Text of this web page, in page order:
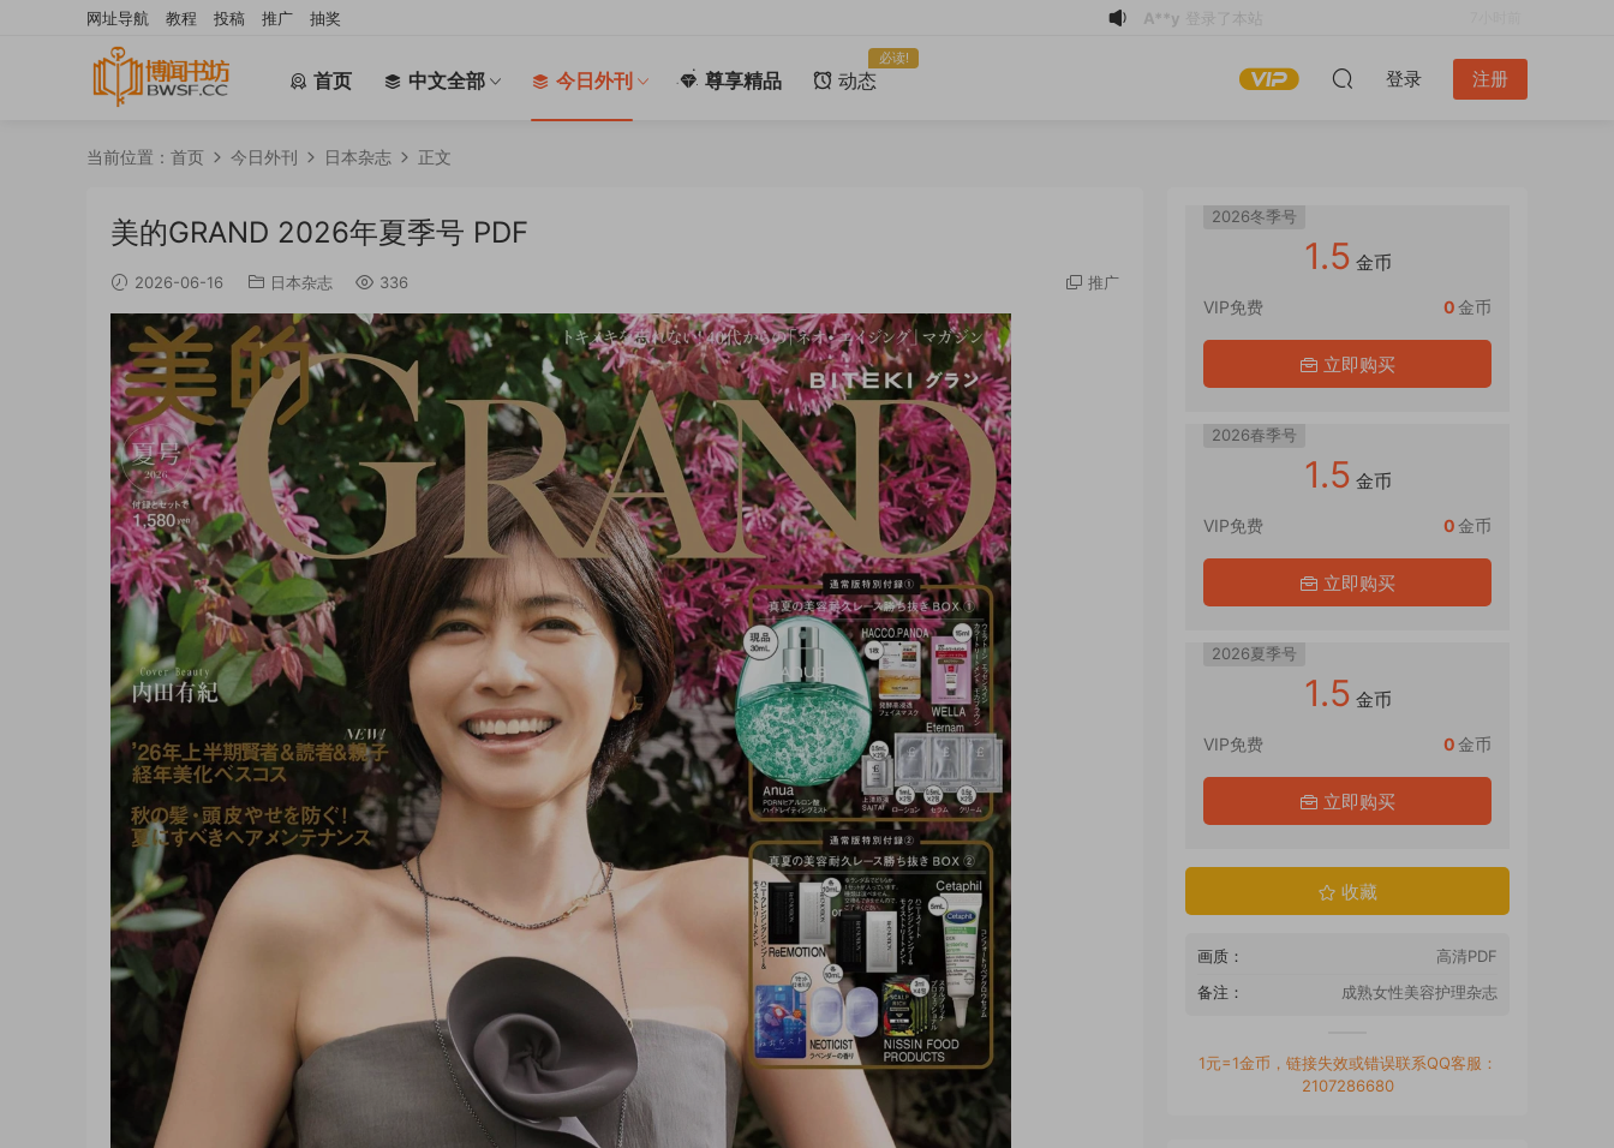
首页 中文全部 今日外刊 尊享精品 动态
必读!
登录 注册
网址导航 教程 投稿 推广 抽奖 y**z加入了本站
三联生活周刊 2026年第22
10小时前
2026/8/10 No.2021 PDF商業周刊
2026/8/10 No.2021 PDF
m*******下载了资源
No.1546 PDF
6小时前
登录了本站 7小时前
当前位置： 首页 今日外刊 日本杂志 正文
美的GRAND 2026年夏季号 PDF
2026-06-16 日本杂志 336 推广
2026冬季号
1.5 金币
VIP免费 0金币
立即购买
2026春季号
1.5 金币
VIP免费 0金币
立即购买
2026夏季号
1.5 金币
VIP免费 0金币
立即购买
收藏
画质：
高清PDF
备注：
成熟女性美容护理杂志
1元=1金币，链接失效或错误联系QQ客服：
2107286680